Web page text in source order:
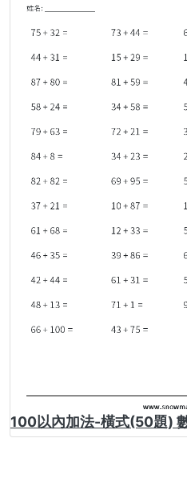
100以內加法-橫式(50題)